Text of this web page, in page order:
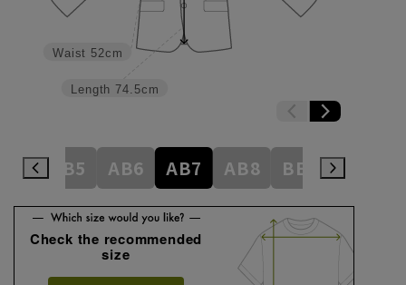
Length 74.5cm
Waist 52cm
AB5 AB6 AB7 AB8 BE3 BE4
Check the recommended
size